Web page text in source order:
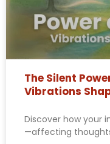
The Silent
Vibrations
Discover how your
—affecting